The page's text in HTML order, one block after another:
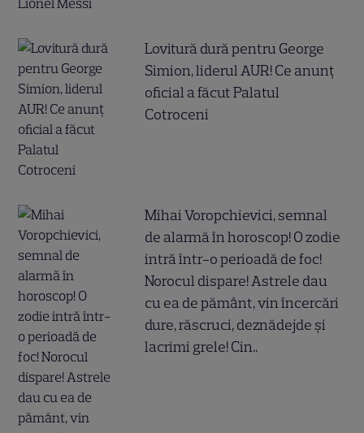
Lovitură dură pentru George
Simion, liderul AUR! Ce anunț
oficial a făcut Palatul
Cotroceni
Mihai Voropchievici, semnal
de alarmă în horoscop! O zodie
intră într-o perioadă de foc!
Norocul dispare! Astrele dau
cu ea de pământ, vin încercări
dure, răscruci, deznădejde și
lacrimi grele! Cin..